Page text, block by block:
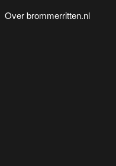
Over brommerritten.nl